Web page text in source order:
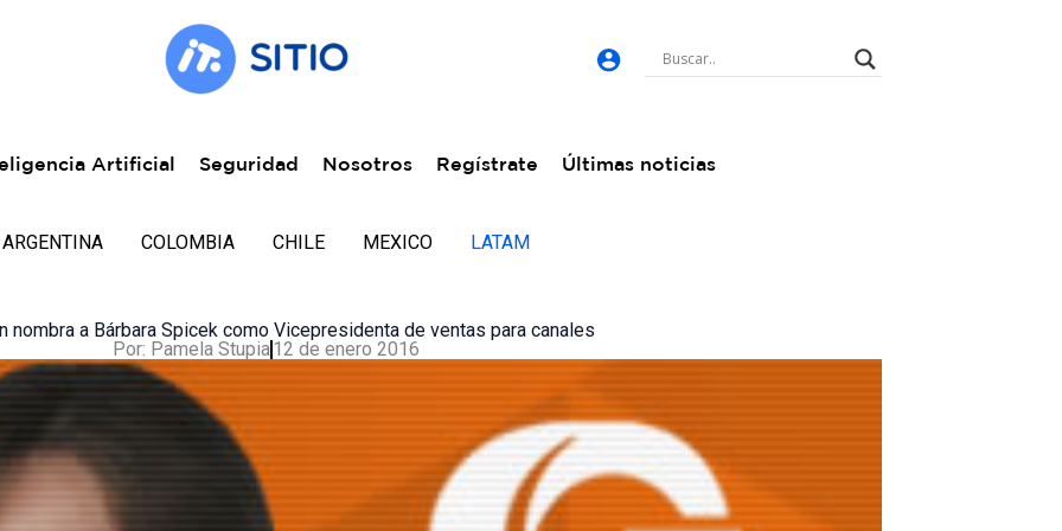
Artificial Seguridad Nosotros Regístrate Últimas noticias
ARGENTINA COLOMBIA CHILE MEXICO LATAM
nombra a Bárbara Spicek como Vicepresidenta de ventas para canales
Por: Pamela Stupia12 de enero 2016